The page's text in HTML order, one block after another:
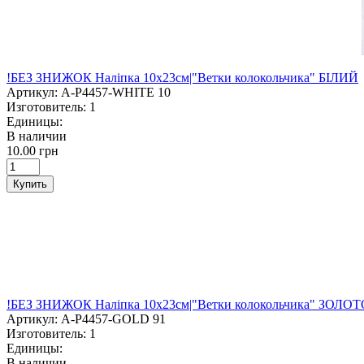
!БЕЗ ЗНИЖОК Наліпка 10х23см|"Ветки колокольчика" БІЛИЙ
Артикул: A-P4457-WHITE 10
Изготовитель: 1
Единицы:
В наличии
10.00 грн
Купить
!БЕЗ ЗНИЖОК Наліпка 10х23см|"Ветки колокольчика"
Артикул: A-P4457-GOLD 91
Изготовитель: 1
Единицы: